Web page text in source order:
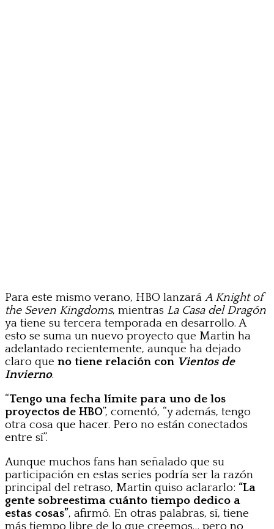
Para este mismo verano, HBO lanzaráA Knight of
the Seven Kingdoms, mientras La Casa del Dragón
ya tiene su tercera temporada en desarrollo. A
esto se suma un nuevo proyecto que Martin ha
adelantado recientemente, aunque ha dejado
claro que no tiene relación con Vientos de
Invierno.
“Tengo una fecha límite para uno de los
proyectos de HBO”, comentó, “y además, tengo
otra cosa que hacer. Pero no están conectados
entre sí”.
Aunque muchos fans han señalado que su
participación en estas series podría ser la razón
principal del retraso, Martin quiso aclararlo: “La
gente sobreestima cuánto tiempo dedico a
estas cosas”, afirmó. En otras palabras, sí, tiene
más tiempo libre de lo que creemos… pero no